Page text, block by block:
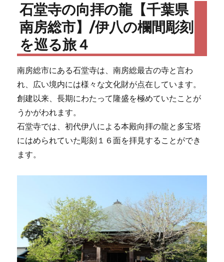
石堂寺の向拝の龍【千葉県
南房総市】/伊八の欄間彫刻
を巡る旅４
南房総市にある石堂寺は、南房総最古の寺と言わ
れ、広い境内には様々な文化財が点在しています。
創建以来、長期にわたって隆盛を極めていたことが
うかがわれます。
石堂寺では、初代伊八による本殿向拝の龍と多宝塔
にはめられていた彫刻１６面を拝見することができ
ます。